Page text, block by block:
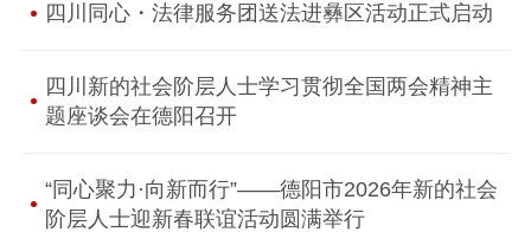
四川同心・法律服务团送法进彝区活动正式启动
四川新的社会阶层人士学习贯彻全国两会精神主
题座谈会在德阳召开
“同心聚力·向新而行”——德阳市2026年新的社会
阶层人士迎新春联谊活动圆满举行